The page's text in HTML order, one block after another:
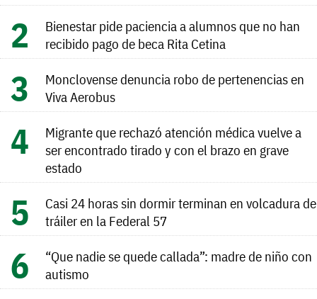
Bienestar pide paciencia a alumnos que no han
recibido pago de beca Rita Cetina
Monclovense denuncia robo de pertenencias en
Viva Aerobus
Migrante que rechazó atención médica vuelve a
ser encontrado tirado y con el brazo en grave
estado
Casi 24 horas sin dormir terminan en volcadura de
tráiler en la Federal 57
“Que nadie se quede callada”: madre de niño con
autismo